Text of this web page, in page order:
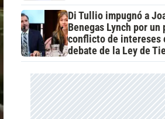
Di Tullio impugnó a
Benegas Lynch por un
conflicto de intereses
debate de la Ley de